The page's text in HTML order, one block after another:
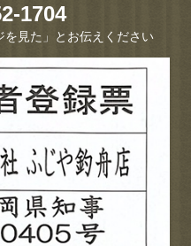
1704
見た」とお伝えください